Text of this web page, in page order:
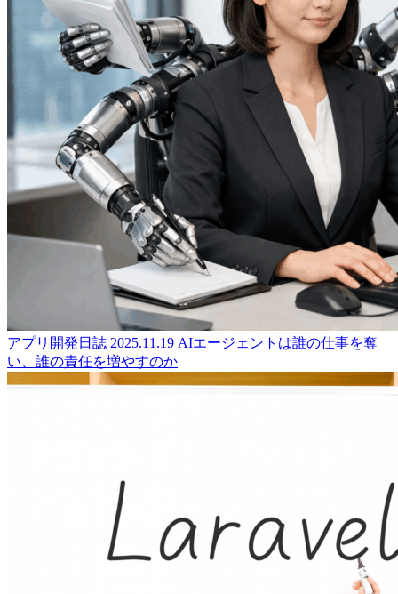
アプリ開発日誌 2025.11.19 AIエージェントは誰の仕事を奪
い、誰の責任を増やすのか